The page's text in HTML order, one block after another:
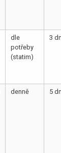
dle
potřeby
(statim)
3
denně 5